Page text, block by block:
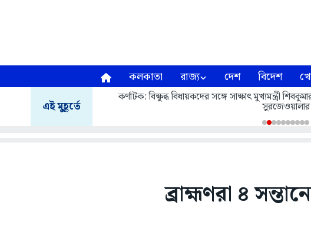
কলকাতা রাজ্য দেশ বিদেশ
এই মুহূর্তে
কর্ণাটক: বিক্ষুব্ধ বিধায়কদের সঙ্গে সাক্ষাৎ মুখ্যমন্ত্রী
সুরজেওয়ালার
ব্রাহ্মণরা ৪